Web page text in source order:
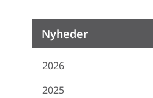
Nyheder
2026
2025